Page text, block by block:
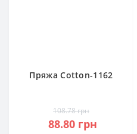
Пряжа Cotton-1162
108.78 грн
88.80 грн